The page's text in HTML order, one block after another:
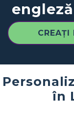
engleză
CREAȚI
în